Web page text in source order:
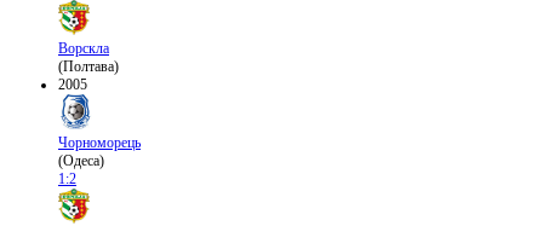
Ворскла
(Полтава)
2005
Чорноморець
(Одеса)
1:2